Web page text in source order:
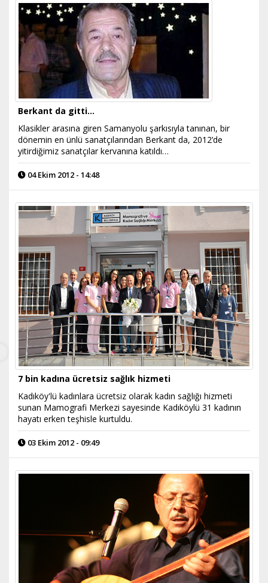
Berkant da gitti...
Klasikler arasına giren Samanyolu şarkısıyla tanınan, bir
dönemin en ünlü sanatçılarından Berkant da, 2012’de
yitirdiğimiz sanatçılar kervanına katıldı…
04 Ekim 2012 - 14:48
7 bin kadına ücretsiz sağlık hizmeti
Kadıköy'lü kadınlara ücretsiz olarak kadın sağlığı hizmeti
sunan Mamografi Merkezi sayesinde Kadıköylü 31 kadının
hayatı erken teşhisle kurtuldu.
03 Ekim 2012 - 09:49